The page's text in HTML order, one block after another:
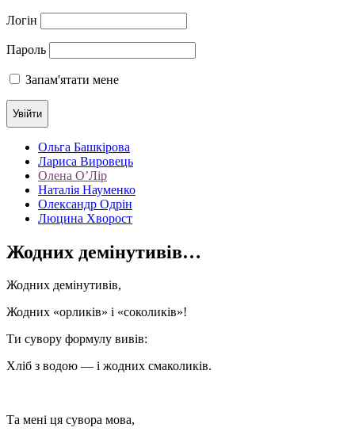
Логін
Пароль
Запам'ятати мене
Ольга Башкірова
Лариса Вировець
Олена О’Лір
Наталія Науменко
Олександр Одрін
Люцина Хворост
Жодних демінутивів…
Жодних демінутивів,
Жодних «орликів» і «соколиків»!
Ти сувору формулу вивів:
Хліб з водою — і жодних смаколиків.
Та мені ця сувора мова,